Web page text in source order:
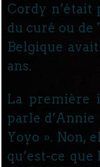
Cordy n’était
du curé ou de
Belgique
ans.
La première
parle d’Annie
Yoyo ». Non,
qu’est-ce